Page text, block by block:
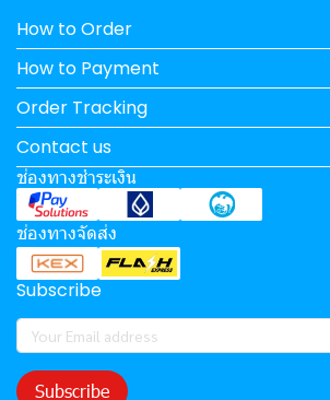
How to Order
How to Payment
Order Tracking
Contact us
ช่องทางชำระเงิน
ช่องทางจัดส่ง
Subscribe
Subscribe